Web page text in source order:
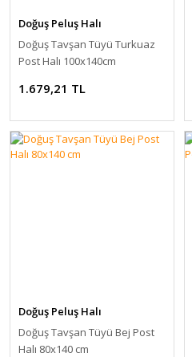
Doğuş Peluş Halı
Doğuş Tavşan Tüyü Turkuaz
Post Halı 100x140cm
1.679,21 TL
Doğuş Peluş Halı
Doğuş Tavşan Tüyü Bej Post
Halı 80x140 cm